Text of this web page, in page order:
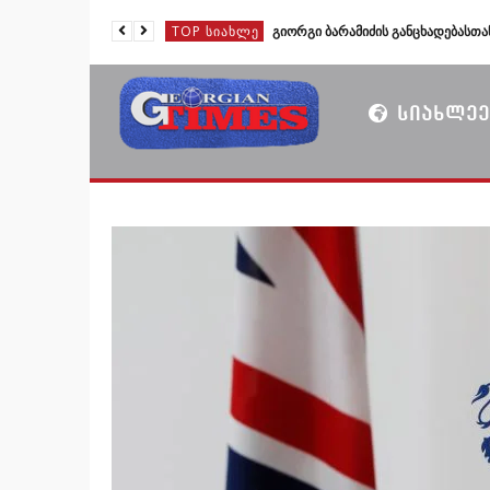
TOP ᲡᲘᲐᲮᲚᲔ
TOP ᲡᲘᲐᲮᲚᲔ
TOP ᲡᲘᲐᲮᲚᲔ
TOP ᲡᲘᲐᲮᲚᲔ